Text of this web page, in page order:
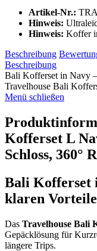
Artikel-Nr.:
Hinweis:
Hinweis: Koffer
Beschreibung
Beschreibung
Bali Kofferset in Navy
Travelhouse Bali
Menü schließen
Kofferset L
Schloss, 360°
Bali Kofferset
klaren
Das Travelhouse Bali
Gepäcklösung für
längere Trips.